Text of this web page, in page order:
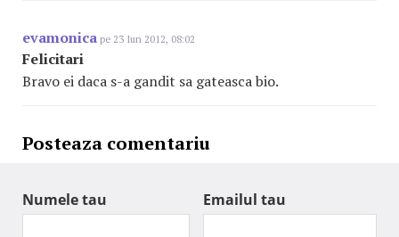
evamonica pe 23 Iun 2012, 08:02
Felicitari
Bravo ei daca s-a gandit sa gateasca bio.
Posteaza comentariu
Numele tau Emailul tau